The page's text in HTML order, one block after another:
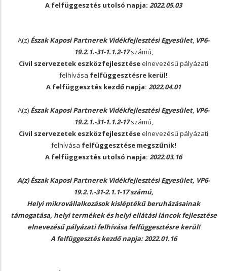
A felfüggesztés utolsó napja: 2022.05.03
A(z) Észak Kaposi Partnerek Vidékfejlesztési Egyesület, VP6-
19.2.1.-31-1.1.2-17számú,
Civil szervezetek eszközfejlesztéseelnevezésű pályázati
felhívása felfüggesztésre kerül!
A felfüggesztés kezdő napja: 2022.04.01
A(z) Észak Kaposi Partnerek Vidékfejlesztési Egyesület, VP6-
19.2.1.-31-1.1.2-17számú,
Civil szervezetek eszközfejlesztéseelnevezésű pályázati
felhívása felfüggesztése megszűnik!
A felfüggesztés utolsó napja: 2022.03.16
A(z)Észak Kaposi Partnerek Vidékfejlesztési Egyesület, VP6-
19.2.1.-31-2.1.1-17számú,
Helyi mikrovállalkozások kisléptékű beruházásainak
támogatása, helyi termékek és helyi ellátási láncok fejlesztése
elnevezésű pályázati felhívása felfüggesztésre kerül!
A felfüggesztés kezdő napja:2022.01.16